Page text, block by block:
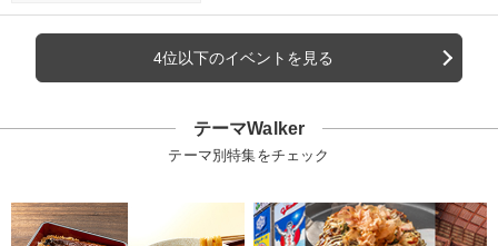
4位以下のイベントを見る
テーマWalker
テーマ別特集をチェック